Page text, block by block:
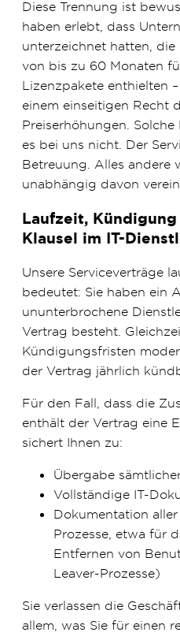
Diese Trennung ist
haben erlebt, dass
unterzeichnet hatten,
von bis zu 60 Monaten
Lizenzpakete enthielten
einem einseitigen Recht
Preiserhöhungen.
es bei uns nicht. Der
Betreuung. Alles andere
unabhängig davon
Laufzeit,
Klausel im IT-
Unsere Serviceverträge
bedeutet: Sie haben ein
ununterbrochene
Vertrag besteht.
Kündigungsfristen
der Vertrag jährlich
Für den Fall, dass die
enthält der Vertrag eine
sichert Ihnen zu:
Übergabe
Vollständige IT-
Dokumentation
Prozesse, etwa für
Entfernen von
Leaver-Prozesse)
Sie verlassen die
allem, was Sie für einen